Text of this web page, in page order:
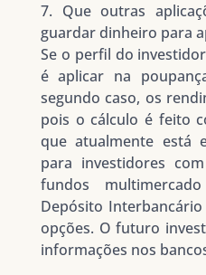
7. Que outras
guardar dinheiro para
Se o perfil do
é aplicar na
segundo caso, os
pois o cálculo é feito
que atualmente está
para investidores
fundos
Depósito
opções. O futuro
informações nos